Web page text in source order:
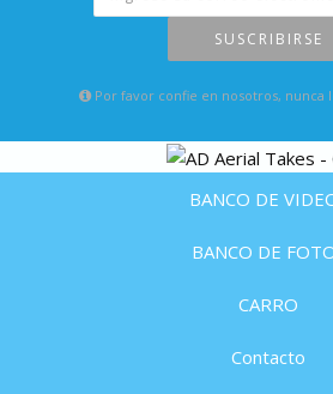
SUSCRIBIRSE
Por favor confie en nosotros, nunca
BANCO DE
BANCO DE
CARRO
Contacto